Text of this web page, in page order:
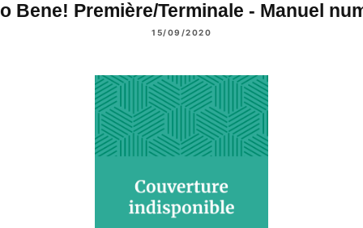
Bene! Première/Terminale - Manuel
15/09/2020